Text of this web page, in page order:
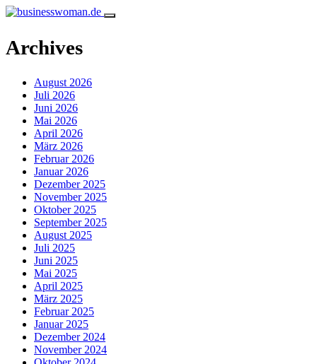
Archives
August 2026
Juli 2026
Juni 2026
Mai 2026
April 2026
März 2026
Februar 2026
Januar 2026
Dezember 2025
November 2025
Oktober 2025
September 2025
August 2025
Juli 2025
Juni 2025
Mai 2025
April 2025
März 2025
Februar 2025
Januar 2025
Dezember 2024
November 2024